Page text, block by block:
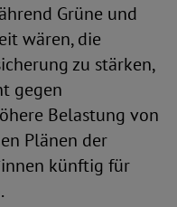
Grüne und
wären, die
zu stärken,
gegen
Belastung von
Plänen der
künftig für